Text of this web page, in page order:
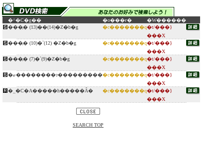
�^�C�g�� �o���ғ�
�W������
���̗� (13)��(14)�Z�b�g
�c�������q�t/���}
���X
���̗� (10)�`(12) �Z�b�g
�c�������q�t/���}
���X
���̗� (7)�`(9)�Z�b�g
�c�������q�t/���}
���X
�ޏ��������ɂ����������c�������q�t/���}
���X
�_�C�A�����h�͏����Ȃ�
�c�������q�t/���}
���X
SEARCH TOP